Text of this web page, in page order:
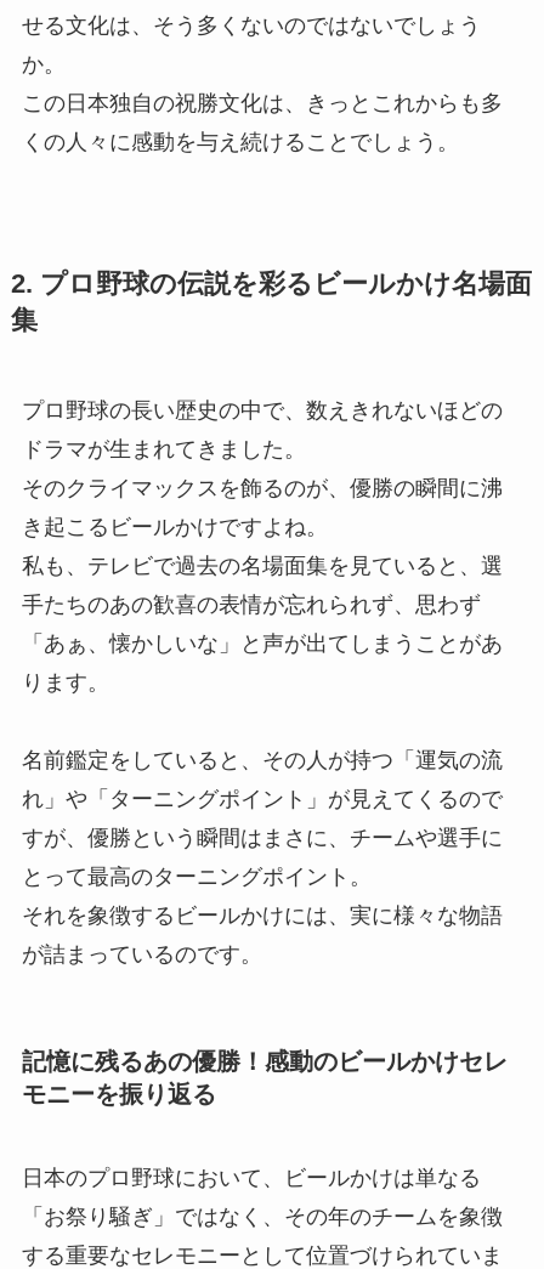
せる文化は、そう多くないのではないでしょう
か。
この日本独自の祝勝文化は、きっとこれからも多
くの人々に感動を与え続けることでしょう。
2. プロ野球の伝説を彩るビールかけ名場面
集
プロ野球の長い歴史の中で、数えきれないほどの
ドラマが生まれてきました。
そのクライマックスを飾るのが、優勝の瞬間に沸
き起こるビールかけですよね。
私も、テレビで過去の名場面集を見ていると、選
手たちのあの歓喜の表情が忘れられず、思わず
「あぁ、懐かしいな」と声が出てしまうことがあ
ります。
名前鑑定をしていると、その人が持つ「運気の流
れ」や「ターニングポイント」が見えてくるので
すが、優勝という瞬間はまさに、チームや選手に
とって最高のターニングポイント。
それを象徴するビールかけには、実に様々な物語
が詰まっているのです。
記憶に残るあの優勝！感動のビールかけセレ
モニーを振り返る
日本のプロ野球において、ビールかけは単なる
「お祭り騒ぎ」ではなく、その年のチームを象徴
する重要なセレモニーとして位置づけられていま